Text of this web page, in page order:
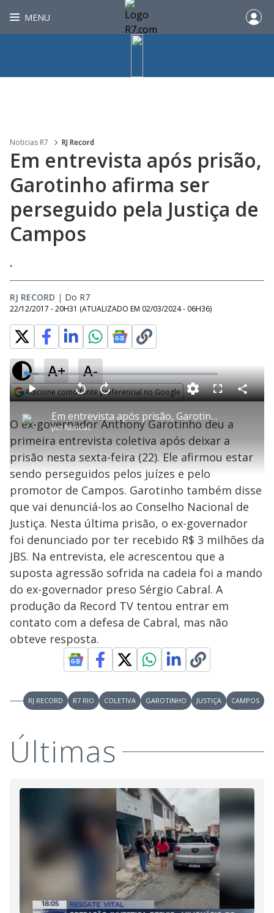
MENU
Noticias R7 RJ Record
Em entrevista após prisão,
Garotinho afirma ser
perseguido pela Justiça de
Campos
.
RJ RECORD | Do R7
22/12/2017 - 20H31 (ATUALIZADO EM 02/03/2024 - 06H36)
A+ A-
Adicione como fonte preferencial no Google
P
l
a
y
V
i
d
e
o
Em entrevista após prisão, Garotinho afirma ser perseguido pela Justiça de Campos
porNotícias
P V
l
t
a
r
0
e
g
n
d
s
A
n
ç
a
r
1
s
e
u
n
o
s
M
u
d
o
L
o
a
d
e
.
8
2
%
F
s
c
e
n
C
o
a
O ex-governador Anthony Garotinho deu a
primeira entrevista coletiva após deixar a
prisão nesta sexta-feira (22). Ele afirmou estar
sendo perseguidos pelos juízes e pelo
promotor de Campos. Garotinho também disse
que vai denunciá-los ao Conselho Nacional de
Justiça. Nesta última prisão, o ex-governador
foi denunciado por ter recebido R$ 3 milhões da
JBS. Na entrevista, ele acrescentou que a
suposta agressão sofrida na cadeia foi a mando
do ex-governador preso Sérgio Cabral. A
produção da Record TV tentou entrar em
contato com a defesa de Cabral, mas não
obteve resposta.
RJ RECORD R7 RIO COLETIVA GAROTINHO JUSTIÇA CAMPOS
Últimas